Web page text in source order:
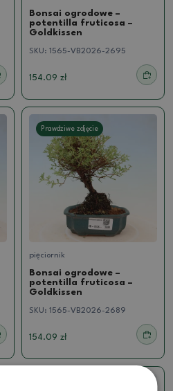
Bonsai ogrodowe –
potentilla fruticosa –
Goldkissen
SKU: 1565-VB2026-2695
154.09 zł
Prawdziwe zdjęcie
pięciornik
Bonsai ogrodowe –
potentilla fruticosa –
Goldkissen
SKU: 1565-VB2026-2689
154.09 zł